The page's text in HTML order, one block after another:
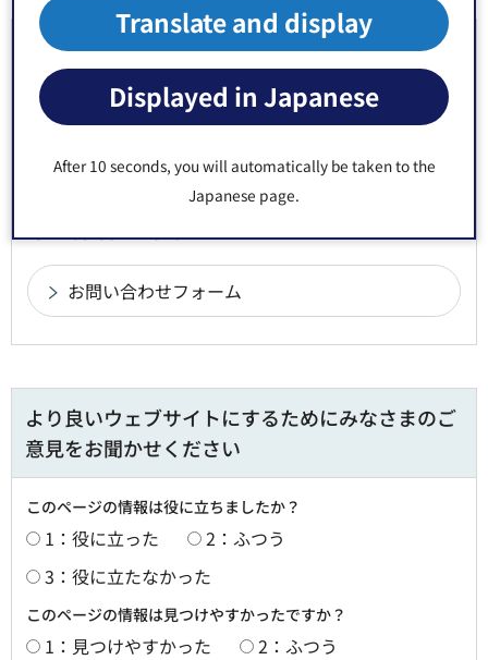
Translate and display
Displayed in Japanese
After 10 seconds, you will automatically be taken to the
Japanese page.
お問い合わせ先
障害福祉部 障害者支援課 支援調整係 窓口：防災センタ
郵便番号135-8383 東京都江東区東陽4丁目11番28号
03-3647-9507
Fax：03-3647-4910
より良いウェブサイトにするためにみなさまのご
意見をお聞かせください
このページの情報は役に立ちましたか？
1：役に立った
2：ふつう
3：役に立たなかった
このページの情報は見つけやすかったですか？
1：見つけやすかった
2：ふつう